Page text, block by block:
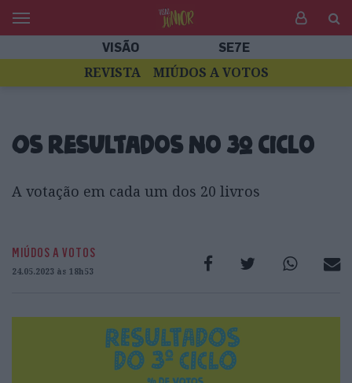
VISÃO SE7E
REVISTA MIÚDOS A VOTOS
Os resultados no 3º ciclo
A votação em cada um dos 20 livros
MIÚDOS A VOTOS
24.05.2023 às 18h53